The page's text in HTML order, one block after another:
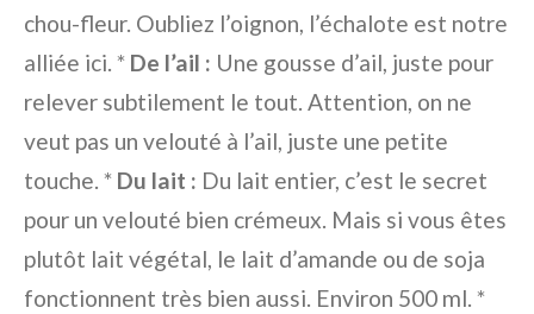
chou-fleur. Oubliez l’oignon, l’échalote est notre
alliée ici. * De l’ail : Une gousse d’ail, juste pour
relever subtilement le tout. Attention, on ne
veut pas un velouté à l’ail, juste une petite
touche. * Du lait : Du lait entier, c’est le secret
pour un velouté bien crémeux. Mais si vous êtes
plutôt lait végétal, le lait d’amande ou de soja
fonctionnent très bien aussi. Environ 500 ml. *